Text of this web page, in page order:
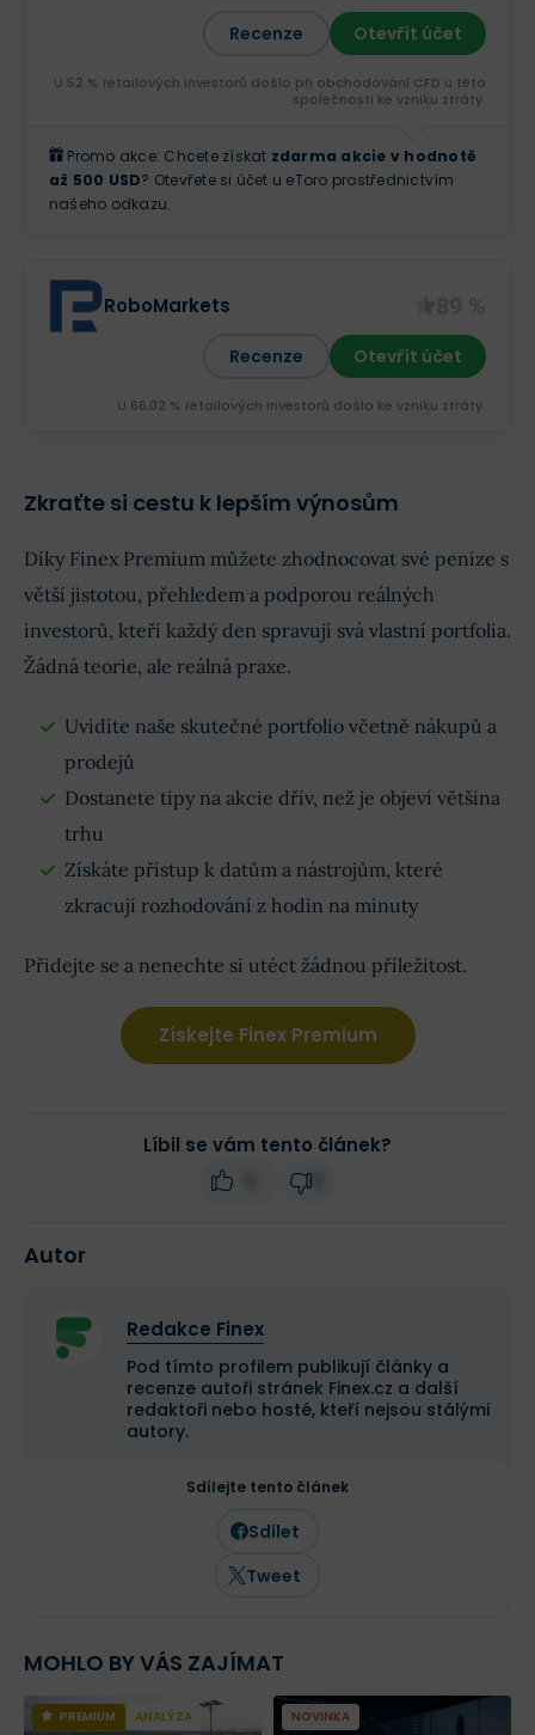
Recenze Otevřít účet
U 52 % retailových investorů došlo při obchodování CFD u této
společnosti ke vzniku ztráty.
Promo akce: Chcete získat zdarma akcie v hodnotě
až 500 USD? Otevřete si účet u eToro prostřednictvím
našeho odkazu.
RoboMarkets
Recenze Otevřít účet
U 66,02 % retailových investorů došlo ke vzniku ztráty.
Zkraťte si cestu k lepším výnosům
Díky Finex Premium můžete zhodnocovat své peníze s
větší jistotou, přehledem a podporou reálných
investorů, kteří každý den spravují svá vlastní portfolia.
Žádná teorie, ale reálná praxe.
Uvidíte naše skutečné portfolio včetně nákupů a
prodejů
Dostanete tipy na akcie dřív, než je objeví většina
trhu
Získáte přístup k datům a nástrojům, které
zkracují rozhodování z hodin na minuty
Přidejte se a nenechte si utéct žádnou příležitost.
Získejte Finex Premium
Líbil se vám tento článek?
Autor
Redakce Finex
Pod tímto profilem publikují články a
recenze autoři stránek Finex.cz a další
redaktoři nebo hosté, kteří nejsou stálými
autory.
Sdílejte tento článek
Sdílet
Tweet
MOHLO BY VÁS ZAJÍMAT
PREMIUM ANALÝZA NOVINKA